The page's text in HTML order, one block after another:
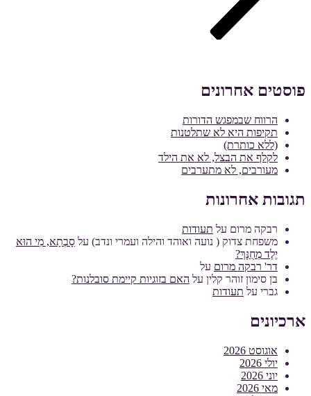
פוסטים אחרונים
הרווח שבמפגש הדורות
תקיפות היא לא שתלטנות
(ללא כותרת)
לקלף את הבצל, לא את הילד
מעורבים, לא מתערבים
תגובות אחרונות
רבקה מרום על תעודות
משפחת צדוק ( נועה ואוהד והילה ועמרי ונדב) על סָבְתָא, מִי הוּא
יֶלֶד מְחֻנָּךְ?
דר' רבקה מרום על
בן סימון זוהר קלין על האם בזוגיות קיימת סובלנות?
גברי על תעודות
ארכיונים
אוגוסט 2026
יולי 2026
יוני 2026
מאי 2026